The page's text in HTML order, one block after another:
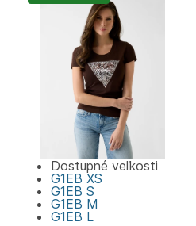
Dostupné veľkosti
G1EB XS
G1EB S
G1EB M
G1EB L